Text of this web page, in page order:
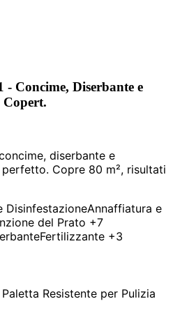
Concime, Diserbante e
diserbante e
Copre 80 m², risultati
DisinfestazioneAnnaffiatura e
del Prato +7
Fertilizzante +3
Resistente per Pulizia